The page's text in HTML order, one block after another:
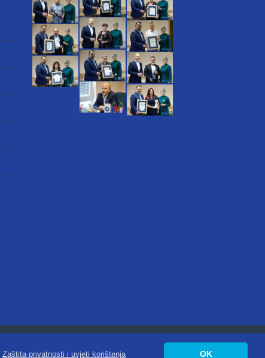
Zaštita privatnosti i uvjeti korištenja OK